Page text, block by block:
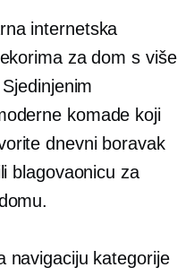
internetska
za dom s više
komade koji
dnevni boravak
blagovaonicu za
navigaciju kategorije